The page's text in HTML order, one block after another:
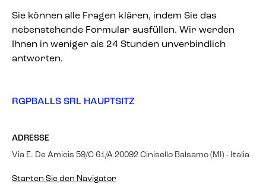
Sie können alle Fragen klären, indem Sie das
nebenstehende Formular ausfüllen. Wir werden
Ihnen in weniger als 24 Stunden unverbindlich
antworten.
RGPBALLS SRL HAUPTSITZ
ADRESSE
Via E. De Amicis 59/C 61/A 20092 Cinisello Balsamo (MI) - Italia
Starten Sie den Navigator